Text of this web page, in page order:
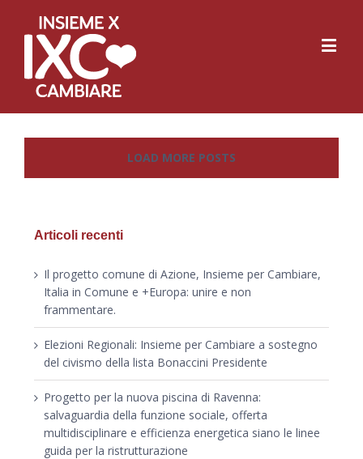
LOAD MORE POSTS
Articoli recenti
Il progetto comune di Azione, Insieme per Cambiare,
Italia in Comune e +Europa: unire e non
frammentare.
Elezioni Regionali: Insieme per Cambiare a sostegno
del civismo della lista Bonaccini Presidente
Progetto per la nuova piscina di Ravenna:
salvaguardia della funzione sociale, offerta
multidisciplinare e efficienza energetica siano le linee
guida per la ristrutturazione